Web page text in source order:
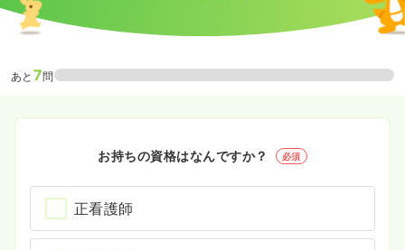
あと 7問
お持ちの資格はなんですか？ 必須
正看護師